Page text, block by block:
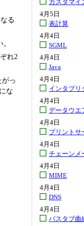
る
れ2
っ
な
カスタマイ
4月5日
表計算
4月4日
SGML
4月4日
Java
4月4日
インタプリ
4月4日
データウエ
4月4日
プリントサ
4月4日
チェーンメ
4月4日
MIME
4月4日
DNS
4月4日
バスタブ曲